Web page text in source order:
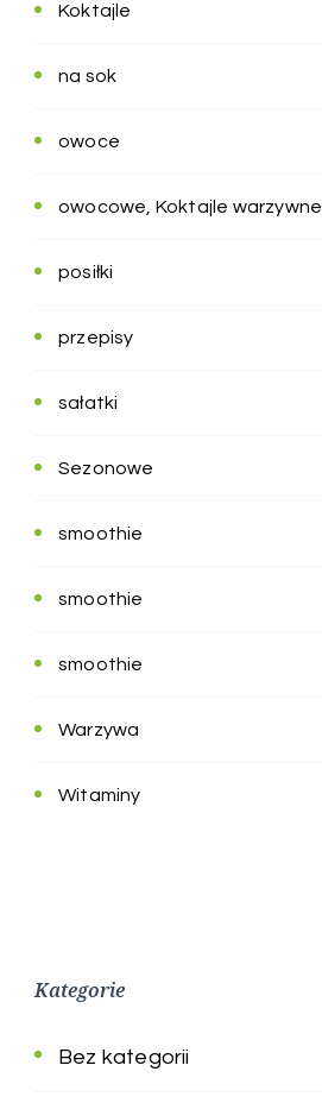
Koktajle
na sok
owoce
owocowe, Koktajle warzywne
posiłki
przepisy
sałatki
Sezonowe
smoothie
smoothie
smoothie
Warzywa
Witaminy
Kategorie
Bez kategorii